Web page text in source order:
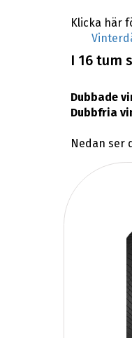
Klicka här
I 16 tum
Dubbade
Dubbfria
Nedan ser